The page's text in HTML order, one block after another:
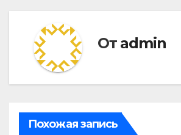
От admin
Похожая запись